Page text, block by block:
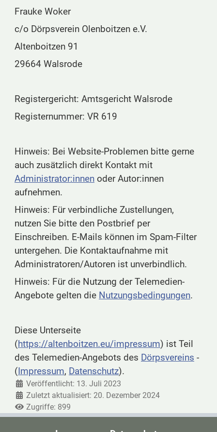
Frauke Woker
c/o Dörpsverein Olenboitzen e.V.
Altenboitzen 91
29664 Walsrode
Registergericht: Amtsgericht Walsrode
Registernummer: VR 619
Hinweis: Bei Website-Problemen bitte gerne
auch zusätzlich direkt Kontakt mit
Administrator:innen oder Autor:innen
aufnehmen.
Hinweis: Für verbindliche Zustellungen,
nutzen Sie bitte den Postbrief per
Einschreiben. E-Mails können im Spam-Filter
untergehen. Die Kontaktaufnahme mit
Administratoren/Autoren ist unverbindlich.
Hinweis: Für die Nutzung der Telemedien-
Angebote gelten die Nutzungsbedingungen.
Diese Unterseite
(https://altenboitzen.eu/impressum) ist Teil
des Telemedien-Angebots des Dörpsvereins -
(Impressum, Datenschutz).
Veröffentlicht: 13. Juli 2023
Zuletzt aktualisiert: 20. Dezember 2024
Zugriffe: 899